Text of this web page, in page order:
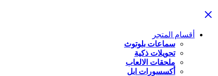
أقسام المتجر
سماعات بلوتوث
تحويلات ذكية
ملحقات الالعاب
أكسسورات ابل